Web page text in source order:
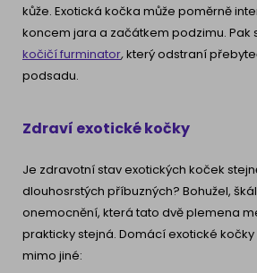
kůže. Exotická kočka může poměrně
koncem jara a začátkem podzimu. Pak
kočičí furminator,který odstraní
podsadu.
Zdraví exotické kočky
Je zdravotní stav exotických koček
dlouhosrstých příbuzných? Bohužel,
onemocnění, která tato dvě plemena
prakticky stejná. Domácí exotické
mimo jiné: